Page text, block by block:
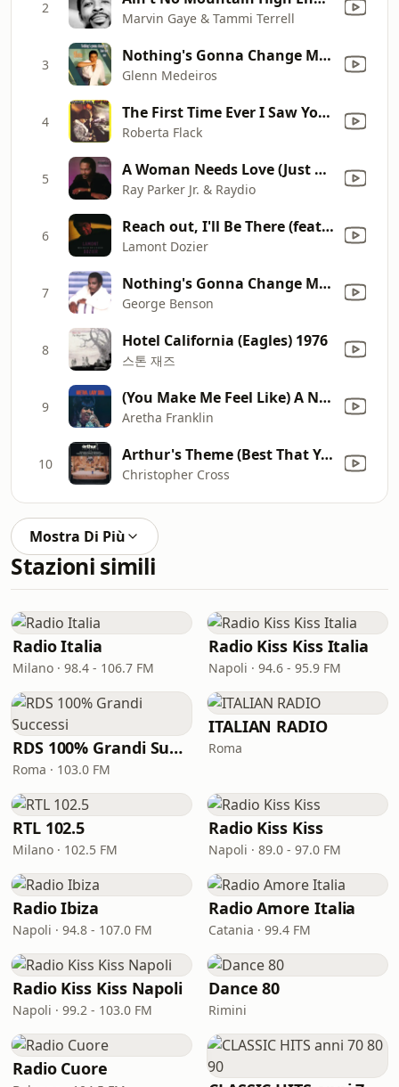
2
Marvin Gaye & Tammi Terrell
3 Nothing's Gonna Change My Love for You
Glenn Medeiros
4 The First Time Ever I Saw Your Face
Roberta Flack
5 A Woman Needs Love (Just Like You Do) [7" Version]
Ray Parker Jr. & Raydio
6 Reach out, I'll Be There (feat. Jo Harman) [Bonus Track]
Lamont Dozier
7 Nothing's Gonna Change My Love for You
George Benson
8 Hotel California (Eagles) 1976
스톤 재즈
9 (You Make Me Feel Like) A Natural Woman
Aretha Franklin
10 Arthur's Theme (Best That You Can Do)
Christopher Cross
Mostra Di Più
Stazioni simili
Radio Italia
Milano · 98.4 - 106.7 FM
Radio Kiss Kiss Italia
Napoli · 94.6 - 95.9 FM
RDS 100% Grandi Successi
Roma · 103.0 FM
ITALIAN RADIO
Roma
RTL 102.5
Milano · 102.5 FM
Radio Kiss Kiss
Napoli · 89.0 - 97.0 FM
Radio Ibiza
Napoli · 94.8 - 107.0 FM
Radio Amore Italia
Catania · 99.4 FM
Radio Kiss Kiss Napoli
Napoli · 99.2 - 103.0 FM
Dance 80
Rimini
Radio Cuore